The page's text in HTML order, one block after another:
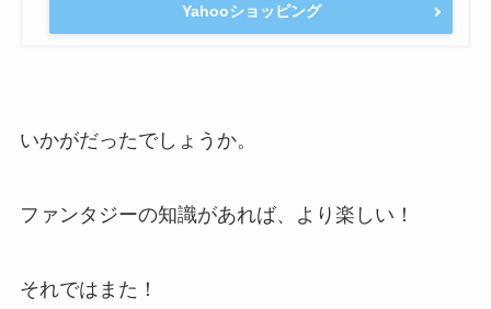
Yahooショッピング
いかがだったでしょうか。
ファンタジーの知識があれば、より楽しい！
それではまた！